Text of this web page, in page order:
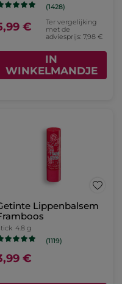
(1428)
€
Ter vergelijking
met de
adviesprijs: 7,98 €
IN
WINKELMANDJE
Lippenbalsem
4.8 g
(1119)
€